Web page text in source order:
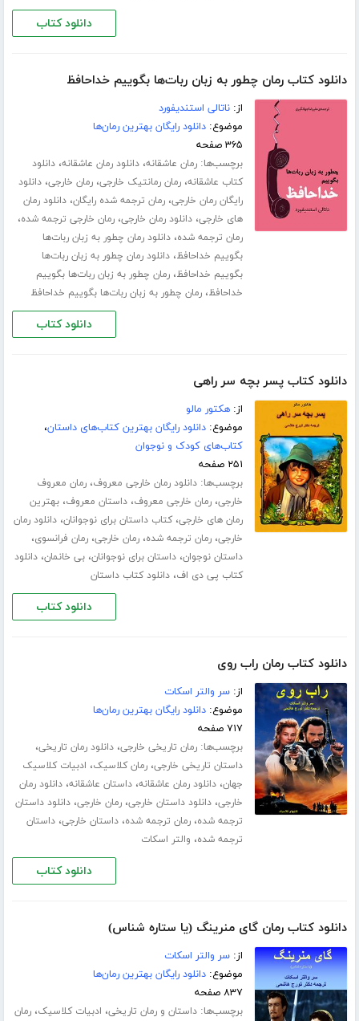
دانلود کتاب
دانلود کتاب رمان چطور به زبان ربات‌ها بگوییم خداحافظ
از:ناتالی استندیفورد
موضوع:دانلود رایگان بهترین رمان‌ها
۳۶۵ صفحه
برچسب‌ها:رمان عاشقانه،دانلود رمان عاشقانه،دانلود
کتاب عاشقانه،رمان رمانتیک خارجی،رمان خارجی،دانلود
رایگان رمان خارجی،رمان ترجمه شده رایگان،دانلود رمان
های خارجی،دانلود رمان خارجی،رمان خارجی ترجمه شده،
رمان ترجمه شده،دانلود رمان چطور به زبان ربات‌ها
بگوییم خداحافظ،دانلود رمان چطور به زبان ربات‌ها
بگوییم خداحافظ،رمان چطور به زبان ربات‌ها بگوییم
خداحافظ،رمان چطور به زبان ربات‌ها بگوییم خداحافظ
دانلود کتاب
دانلود کتاب پسر بچه سر راهی
از:هکتور مالو
موضوع:دانلود رایگان بهترین کتاب‌های داستان،
کتاب‌های کودک و نوجوان
۲۵۱ صفحه
برچسب‌ها:دانلود رمان خارجی معروف،رمان معروف
خارجی،رمان خارجی معروف،داستان معروف،بهترین
رمان های خارجی،کتاب داستان برای نوجوانان،دانلود رمان
خارجی،رمان ترجمه شده،رمان خارجی،رمان فرانسوی،
داستان نوجوان،داستان برای نوجوانان،بی خانمان،دانلود
کتاب پی دی اف،دانلود کتاب داستان
دانلود کتاب
دانلود کتاب رمان راب روی
از:سر والتر اسکات
موضوع:دانلود رایگان بهترین رمان‌ها
۷۱۷ صفحه
برچسب‌ها:رمان تاریخی خارجی،دانلود رمان تاریخی،
داستان تاریخی خارجی،رمان کلاسیک، ادبیات کلاسیک
جهان،دانلود رمان عاشقانه،داستان عاشقانه،دانلود رمان
خارجی،دانلود داستان خارجی،رمان خارجی،دانلود داستان
ترجمه شده،رمان ترجمه شده،داستان خارجی،داستان
ترجمه شده، والتر اسکات
دانلود کتاب
دانلود کتاب رمان گای منرینگ (یا ستاره شناس)
از:سر والتر اسکات
موضوع:دانلود رایگان بهترین رمان‌ها
۸۳۷ صفحه
برچسب‌ها:داستان و رمان تاریخی، ادبیات کلاسیک،رمان